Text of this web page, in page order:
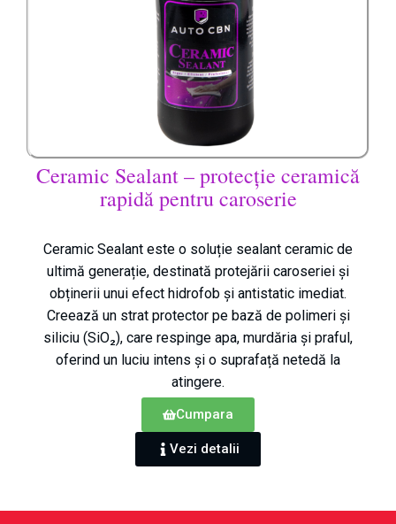
Ceramic Sealant – protecție ceramică
rapidă pentru caroserie
Ceramic Sealant este o soluție sealant ceramic de
ultimă generație, destinată protejării caroseriei și
obținerii unui efect hidrofob și antistatic imediat.
Creează un strat protector pe bază de polimeri și
siliciu (SiO₂), care respinge apa, murdăria și praful,
oferind un luciu intens și o suprafață netedă la
atingere.
Cumpara
Vezi detalii